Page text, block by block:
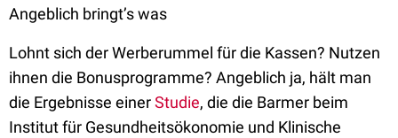
Angeblich bringt’s was
Lohnt sich der Werberummel für die Kassen? Nutzen
ihnen die Bonusprogramme? Angeblich ja, hält man
die Ergebnisse einerStudie, die die Barmer beim
Institut für Gesundheitsökonomie und Klinische